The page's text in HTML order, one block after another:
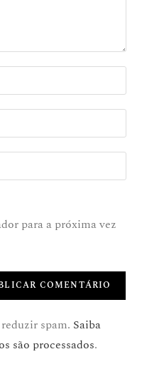
para a próxima vez
spam. Saiba
são processados.